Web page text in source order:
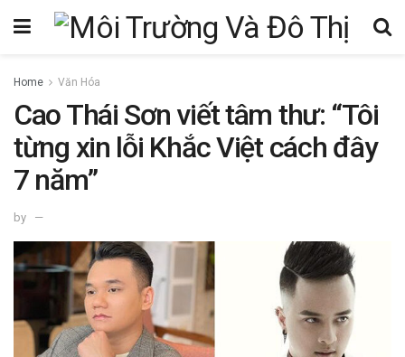
Home Văn Hóa
Cao Thái Sơn viết tâm thư: “Tôi
từng xin lỗi Khắc Việt cách đây
7 năm”
by